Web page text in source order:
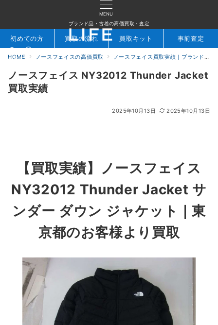
MENU
ブランド品・古着の高価買取・査定
検索 お問合せ
初めての方 買取の流れ 買取キット 事前査定
HOME ノースフェイスの高価買取 ノースフェイス買取実績｜ブランド専門店LIFE
ノースフェイス NY32012 Thunder Jacket
買取実績
2025年10月13日 2025年10月13日
【買取実績】 ノースフェイス
NY32012 Thunder Jacket サ
ンダー ダウン ジャケット
｜東
京都のお客様より買取